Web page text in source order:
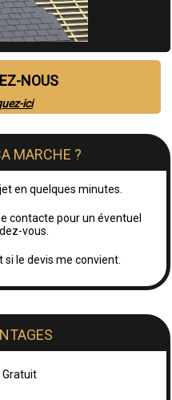
NOUS
ici
MARCHE ?
en quelques minutes.
contacte pour un éventuel
vous.
le devis me convient.
Gratuit